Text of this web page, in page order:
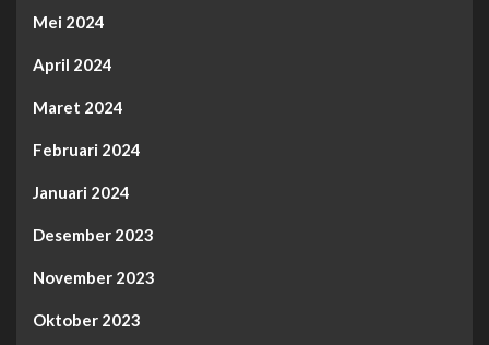
Mei 2024
April 2024
Maret 2024
Februari 2024
Januari 2024
Desember 2023
November 2023
Oktober 2023